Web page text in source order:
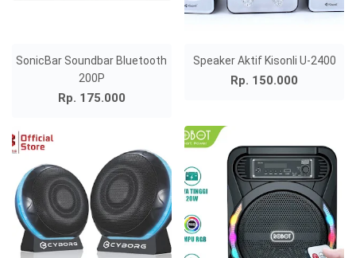
SonicBar Soundbar Bluetooth
200P
Rp. 175.000
Speaker Aktif Kisonli U-2400
Rp. 150.000